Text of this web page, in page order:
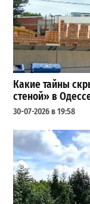
Какие тайны
стеной» в
30-07-2026 в 19:58